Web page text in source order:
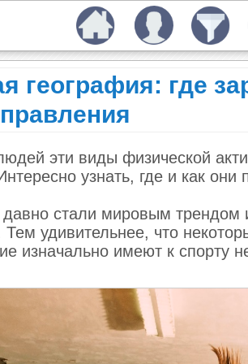
география: где
эти виды физической
узнать, где и как они
стали мировым
Тем удивительнее, что
изначально имеют к спорту